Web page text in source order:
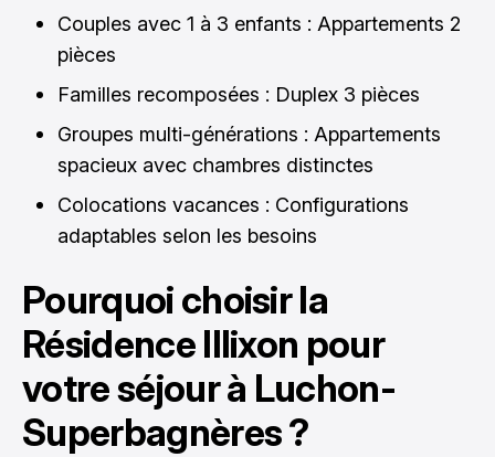
Couples avec 1 à 3 enfants : Appartements 2
pièces
Familles recomposées : Duplex 3 pièces
Groupes multi-générations : Appartements
spacieux avec chambres distinctes
Colocations vacances : Configurations
adaptables selon les besoins
Pourquoi choisir la
Résidence Illixon pour
votre séjour à Luchon-
Superbagnères ?